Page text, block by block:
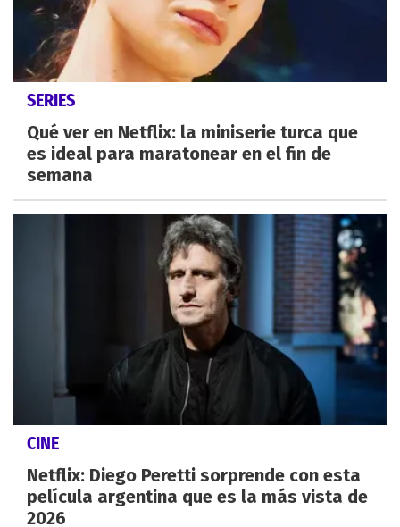
SERIES
Qué ver en Netflix: la miniserie turca que
es ideal para maratonear en el fin de
semana
CINE
Netflix: Diego Peretti sorprende con esta
película argentina que es la más vista de
2026